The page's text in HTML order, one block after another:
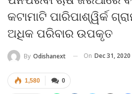
କଟାମାଟି ପାରିପାଶ୍ୱିର୍କ
ଅଧିକ ପରିବାର ଉପକୃତ
By Odishanext On Dec 31, 2020
0
1,580